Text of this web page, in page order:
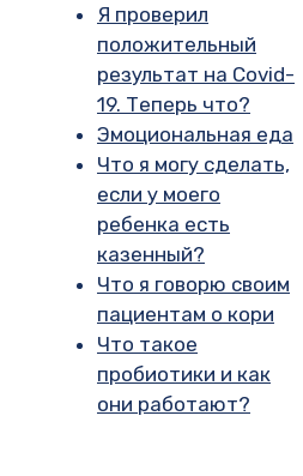
Я проверил
положительный
результат на Covid-
19. Теперь что?
Эмоциональная еда
Что я могу сделать,
если у моего
ребенка есть
казенный?
Что я говорю своим
пациентам о кори
Что такое
пробиотики и как
они работают?